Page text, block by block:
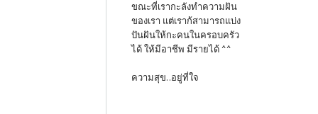
ขณะที่เรากะลังทำความฝัน
ของเรา แต่เราก้สามารถแบ่ง
ปันฝันให้กะคนในครอบครัว
ได้ ให้มีอาชีพ มีรายได้ ^^
ความสุข..อยู่ที่ใจ